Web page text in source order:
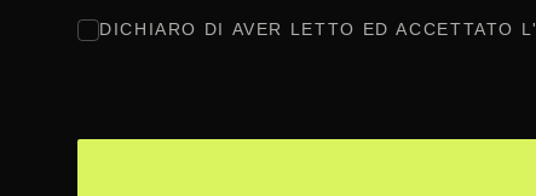
CONSENSO*
DICHIARO DI AVER LETTO ED ACCETTATO L'